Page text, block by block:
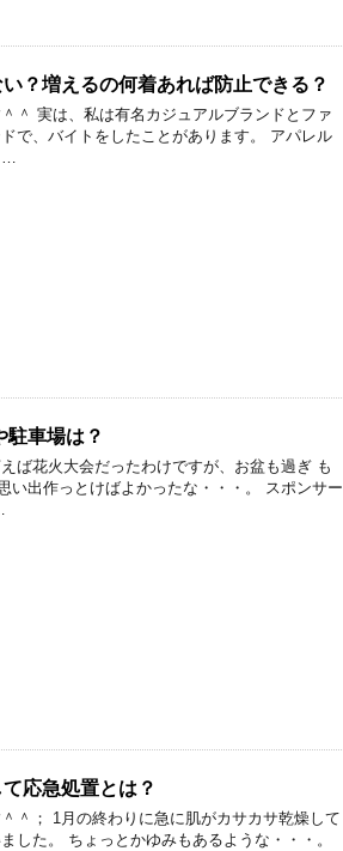
？増えるの何着あれば防止できる？
＾ 実は、私は有名カジュアルブランドとファ
で、バイトをしたことがあります。 アパレル
…
駐車場は？
ば花火大会だったわけですが、お盆も過ぎ も
い出作っとけばよかったな・・・。 スポンサー
応急処置とは？
＾； 1月の終わりに急に肌がカサカサ乾燥して
した。 ちょっとかゆみもあるような・・・。